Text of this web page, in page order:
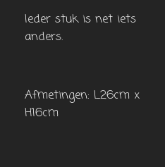
Ieder stuk is net iets
anders.
Afmetingen: L26cm x
H16cm